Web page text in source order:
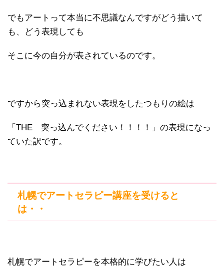
でもアートって本当に不思議なんですがどう描いて
も、どう表現しても
そこに今の自分が表されているのです。
ですから突っ込まれない表現をしたつもりの絵は
「THE 突っ込んでください！！！！」の表現になっ
ていた訳です。
札幌でアートセラピー講座を受けると
は・・
札幌でアートセラピーを本格的に学びたい人は